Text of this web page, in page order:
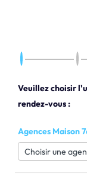
Veuillez choisir
rendez-vous :
Agences Maison